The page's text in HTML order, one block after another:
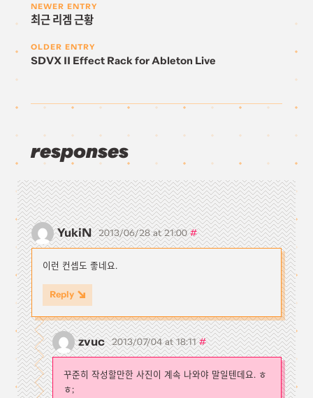
OLDER ENTRY
SDVX II Effect Rack for Ableton Live
NEWER ENTRY
최근 리겜 근황
responses
YukiN 2013/06/28 at 21:00#
이런 컨셉도 좋네요.
Reply
zvuc 2013/07/04 at 18:11#
꾸준히 작성할만한 사진이 계속 나와야 말일텐데요. ㅎ
ㅎ;